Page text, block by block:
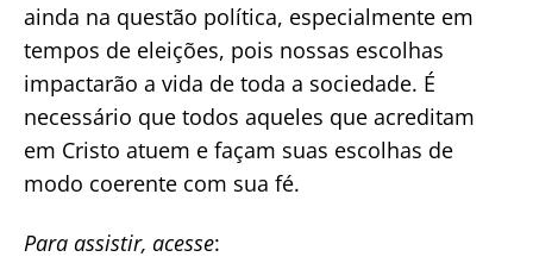
ainda na questão política, especialmente em
tempos de eleições, pois nossas escolhas
impactarão a vida de toda a sociedade. É
necessário que todos aqueles que acreditam
em Cristo atuem e façam suas escolhas de
modo coerente com sua fé.
Para assistir, acesse: